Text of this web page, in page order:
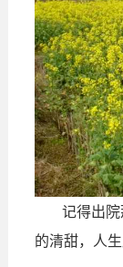
记得出
的清甜，人